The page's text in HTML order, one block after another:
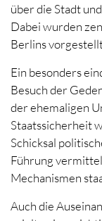
über die Stadt
Dabei wurden
Berlins
Ein besonders
Besuch der
der ehemaligen
Staatssicherheit
Schicksal
Führung
Mechanismen
Auch die